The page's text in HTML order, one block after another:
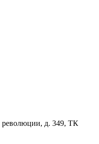
революции, д. 349, ТК